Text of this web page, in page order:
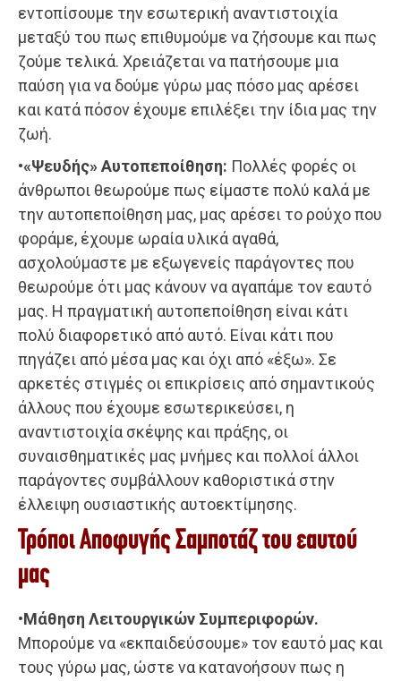
εντοπίσουμε την εσωτερική αναντιστοιχία
μεταξύ του πως επιθυμούμε να ζήσουμε και πως
ζούμε τελικά. Χρειάζεται να πατήσουμε μια
παύση για να δούμε γύρω μας πόσο μας αρέσει
και κατά πόσον έχουμε επιλέξει την ίδια μας την
ζωή.
•«Ψευδής» Αυτοπεποίθηση: Πολλές φορές οι
άνθρωποι θεωρούμε πως είμαστε πολύ καλά με
την αυτοπεποίθηση μας, μας αρέσει το ρούχο που
φοράμε, έχουμε ωραία υλικά αγαθά,
ασχολούμαστε με εξωγενείς παράγοντες που
θεωρούμε ότι μας κάνουν να αγαπάμε τον εαυτό
μας. Η πραγματική αυτοπεποίθηση είναι κάτι
πολύ διαφορετικό από αυτό. Είναι κάτι που
πηγάζει από μέσα μας και όχι από «έξω». Σε
αρκετές στιγμές οι επικρίσεις από σημαντικούς
άλλους που έχουμε εσωτερικεύσει, η
αναντιστοιχία σκέψης και πράξης, οι
συναισθηματικές μας μνήμες και πολλοί άλλοι
παράγοντες συμβάλλουν καθοριστικά στην
έλλειψη ουσιαστικής αυτοεκτίμησης.
Τρόποι Αποφυγής Σαμποτάζ του εαυτού
μας
•Μάθηση Λειτουργικών Συμπεριφορών.
Μπορούμε να «εκπαιδεύσουμε» τον εαυτό μας και
τους γύρω μας, ώστε να κατανοήσουν πως η